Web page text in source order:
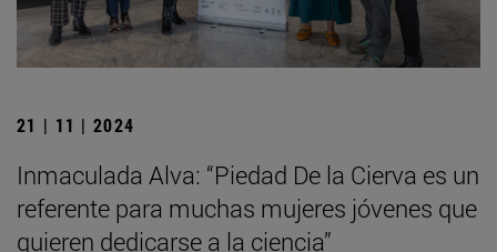
21 | 11 | 2024
Inmaculada Alva: “Piedad De la Cierva es un
referente para muchas mujeres jóvenes que
quieren dedicarse a la ciencia”